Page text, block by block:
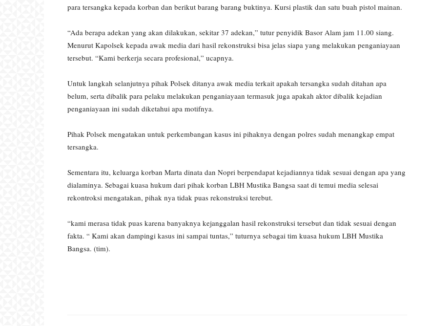
para tersangka kepada korban dan berikut barang barang buktinya. Kursi plastik dan satu buah pistol mainan.
“Ada berapa adekan yang akan dilakukan, sekitar 37 adekan,” tutur penyidik Basor Alam jam 11.00 siang.
Menurut Kapolsek kepada awak media dari hasil rekonstruksi bisa jelas siapa yang melakukan penganiayaan
tersebut. “Kami berkerja secara profesional,” ucapnya.
Untuk langkah selanjutnya pihak Polsek ditanya awak media terkait apakah tersangka sudah ditahan apa
belum, serta dibalik para pelaku melakukan penganiayaan termasuk juga apakah aktor dibalik kejadian
penganiayaan ini sudah diketahui apa motifnya.
Pihak Polsek mengatakan untuk perkembangan kasus ini pihaknya dengan polres sudah menangkap empat
tersangka.
Sementara itu, keluarga korban Marta dinata dan Nopri berpendapat kejadiannya tidak sesuai dengan apa yang
dialaminya. Sebagai kuasa hukum dari pihak korban LBH Mustika Bangsa saat di temui media selesai
rekontroksi mengatakan, pihak nya tidak puas rekonstruksi terebut.
“kami merasa tidak puas karena banyaknya kejanggalan hasil rekonstruksi tersebut dan tidak sesuai dengan
fakta. “ Kami akan dampingi kasus ini sampai tuntas,” tuturnya sebagai tim kuasa hukum LBH Mustika
Bangsa. (tim).